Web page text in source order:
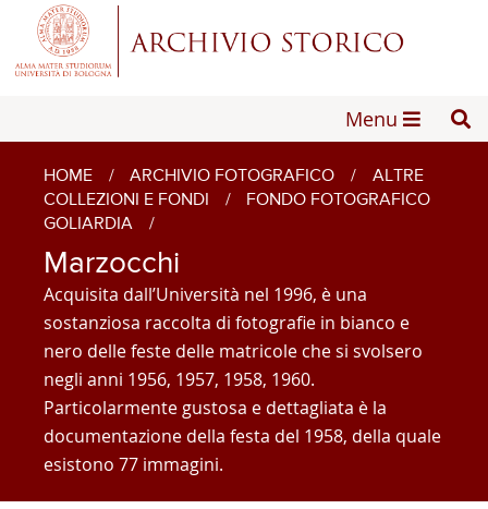
Menu
HOME / ARCHIVIO FOTOGRAFICO /
ALTRE
COLLEZIONI E FONDI
/
FONDO FOTOGRAFICO
GOLIARDIA
/
Marzocchi
Acquisita dall’Università nel 1996, è una
sostanziosa raccolta di fotografie in bianco e
nero delle feste delle matricole che si svolsero
negli anni 1956, 1957, 1958, 1960.
Particolarmente gustosa e dettagliata è la
documentazione della festa del 1958, della quale
esistono 77 immagini.